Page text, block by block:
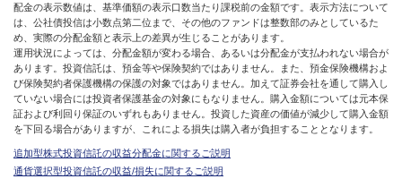
配金の表示数値は、基準価額の表示口数当たり課税前の金額です。表示方法について
は、公社債投信は小数点第二位まで、その他のファンドは整数部のみとしているた
め、実際の分配金額と表示上の差異が生じることがあります。
運用状況によっては、分配金額が変わる場合、あるいは分配金が支払われない場合が
あります。投資信託は、預金等や保険契約ではありません。また、預金保険機構およ
び保険契約者保護機構の保護の対象ではありません。加えて証券会社を通して購入し
ていない場合には投資者保護基金の対象にもなりません。購入金額については元本保
証および利回り保証のいずれもありません。投資した資産の価値が減少して購入金額
を下回る場合がありますが、これによる損失は購入者が負担することとなります。
追加型株式投資信託の収益分配金に関するご説明
通貨選択型投資信託の収益/損失に関するご説明